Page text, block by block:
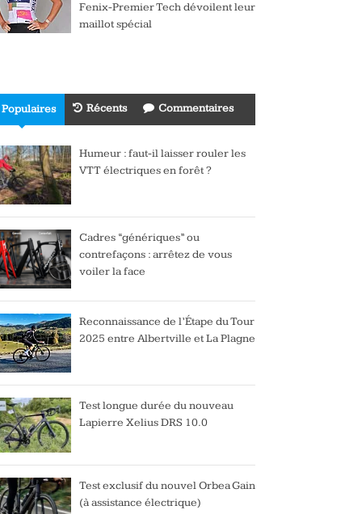
Fenix-Premier Tech dévoilent leur
maillot spécial
Populaires Récents Commentaires
Humeur : faut-il laisser rouler les
VTT électriques en forêt ?
Cadres “génériques” ou
contrefaçons : arrêtez de vous
voiler la face
Reconnaissance de l’Étape du Tour
2025 entre Albertville et La Plagne
Test longue durée du nouveau
Lapierre Xelius DRS 10.0
Test exclusif du nouvel Orbea Gain
(à assistance électrique)